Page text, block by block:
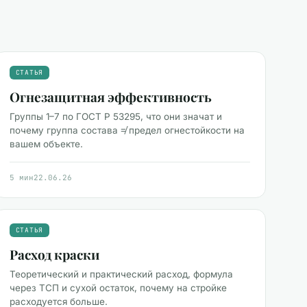
СТАТЬЯ
Огнезащитная эффективность
Группы 1–7 по ГОСТ Р 53295, что они значат и
почему группа состава ≠ предел огнестойкости на
вашем объекте.
5 мин22.06.26
СТАТЬЯ
Расход краски
Теоретический и практический расход, формула
через ТСП и сухой остаток, почему на стройке
расходуется больше.